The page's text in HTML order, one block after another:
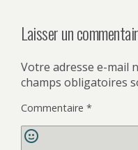
Laisser un
Votre adresse e-mail
champs obligatoires
Commentaire *